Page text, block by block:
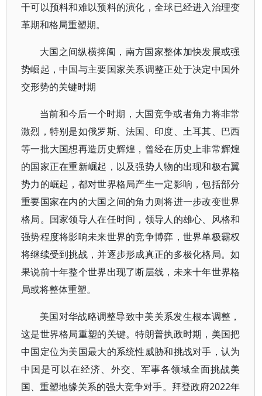
干可以预料和难以预料的演化，全球已经进入治理变
革期和格局重塑期。
大国之间纵横捭阖，南方国家整体加快发展或强
势崛起，中国与主要国家关系调整正处于决定中国外
交形势的关键时期
当前和今后一个时期，大国竞争或者角力将非常
激烈，特别是如俄罗斯、法国、印度、土耳其、巴西
等一批大国想再造历史辉煌，曾经在历史上非常辉煌
的国家正在重新崛起，以及强势人物的出现和极右翼
势力的崛起，都对世界格局产生一定影响，包括部分
重要国家在内的大国之间的角力则将进一步改变世界
格局。国家领导人在任时间，领导人的雄心、风格和
强势程度将影响未来世界的竞争博弈，世界单极霸权
将继续受到挑战，并逐步形成真正的多极化格局。如
果说前十年整个世界出现了断层线，未来十年世界格
局或将整体重塑。
美国对华战略调整导致中美关系发生根本调整，
这是世界格局重塑的关键。特朗普执政时期，美国把
中国定位为美国最大的系统性威胁和挑战对手，认为
中国是可以在经济、外交、军事各领域全面挑战美
国、重塑地缘关系的强大竞争对手。拜登政府2022年